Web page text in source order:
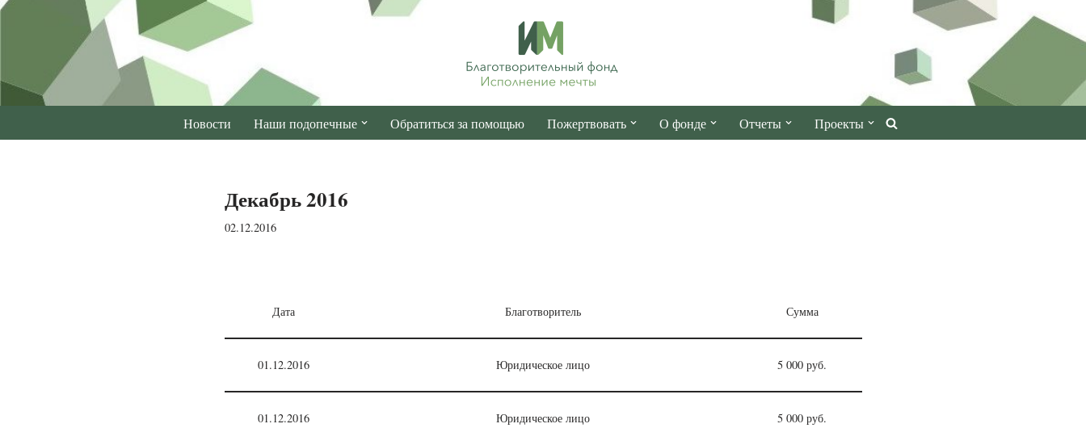
содержимому
Новости Наши подопечные Обратиться за помощью Пожертвовать О фонде Отчеты Проекты
Декабрь 2016
02.12.2016
Дата Благотворитель Сумма
01.12.2016 Юридическое лицо 5 000 руб.
01.12.2016 Юридическое лицо 5 000 руб.